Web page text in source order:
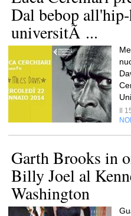
Dal bebop all'hip-
universitÃ ...
Il
Garth Brooks in
Billy Joel al
Washington